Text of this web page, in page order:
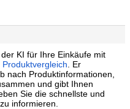
KI für Ihre Einkäufe mit
. Er
nach Produktinformationen,
und gibt Ihnen
Sie die schnellste und
informieren.